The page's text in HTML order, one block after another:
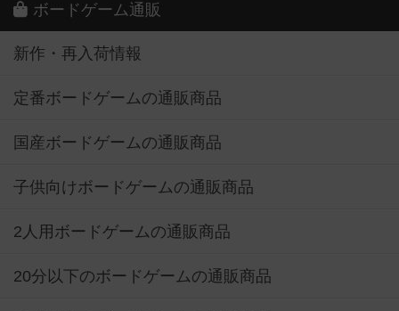
ボードゲーム通販
新作・再入荷情報
定番ボードゲームの通販商品
国産ボードゲームの通販商品
子供向けボードゲームの通販商品
2人用ボードゲームの通販商品
20分以下のボードゲームの通販商品